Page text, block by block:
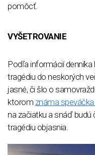
pomôcť.
VYŠETROVANIE
Podľa informácií
tragédiu do neskorých
jasné, či šlo o
ktorom známa
na začiatku a snáď
tragédiu objasnia.